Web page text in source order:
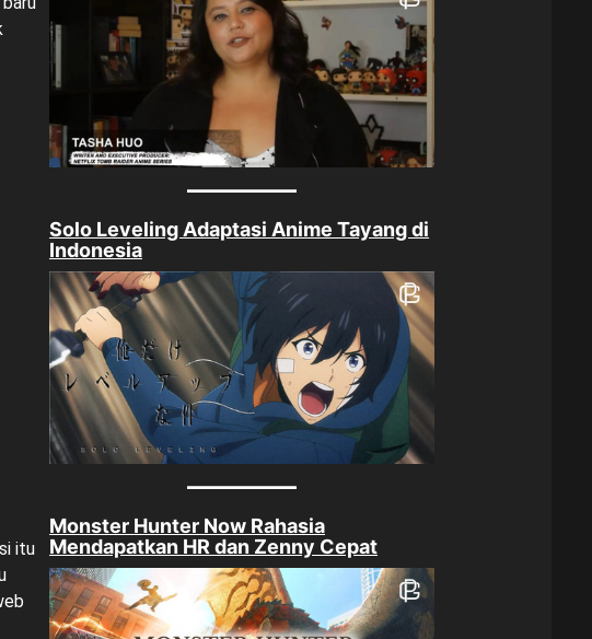
itu
Solo Leveling Adaptasi Anime Tayang di
Indonesia
Monster Hunter Now Rahasia
Mendapatkan HR dan Zenny Cepat